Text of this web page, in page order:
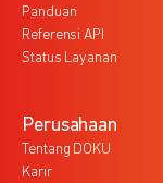
Panduan
Referensi API
Status Layanan
Perusahaan
Tentang DOKU
Karir